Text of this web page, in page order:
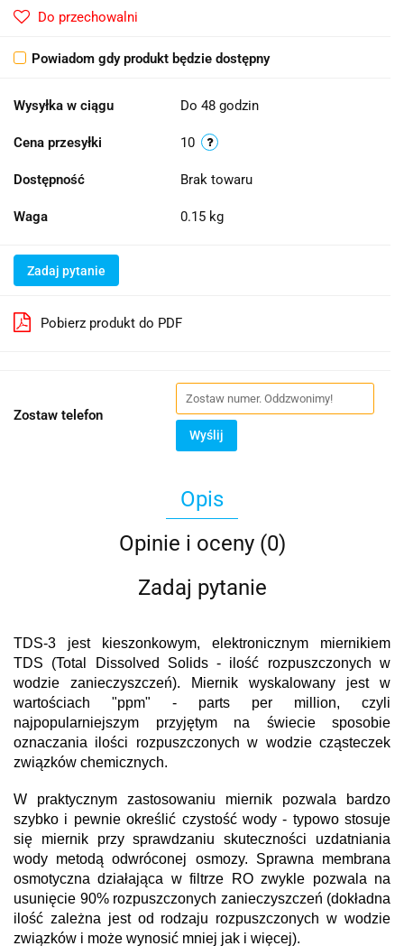
Do przechowalni
Powiadom gdy produkt będzie dostępny
Wysyłka w ciągu Do 48 godzin
Cena przesyłki 10
Dostępność Brak towaru
Waga 0.15 kg
Zadaj pytanie
Pobierz produkt do PDF
Zostaw telefon
Wyślij
Opis
Opinie i oceny (0)
Zadaj pytanie
TDS-3 jest kieszonkowym, elektronicznym miernikiem
TDS (Total Dissolved Solids - ilość rozpuszczonych w
wodzie zanieczyszczeń). Miernik wyskalowany jest w
wartościach "ppm" - parts per million, czyli
najpopularniejszym przyjętym na świecie sposobie
oznaczania ilości rozpuszczonych w wodzie cząsteczek
związków chemicznych.
W praktycznym zastosowaniu miernik pozwala bardzo
szybko i pewnie określić czystość wody - typowo stosuje
się miernik przy sprawdzaniu skuteczności uzdatniania
wody metodą odwróconej osmozy. Sprawna membrana
osmotyczna działająca w filtrze RO zwykle pozwala na
usunięcie 90% rozpuszczonych zanieczyszczeń (dokładna
ilość zależna jest od rodzaju rozpuszczonych w wodzie
związków i może wynosić mniej jak i więcej).